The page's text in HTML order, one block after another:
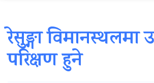
रेसुङ्गा विमानस्थलमा
परिक्षण हुने